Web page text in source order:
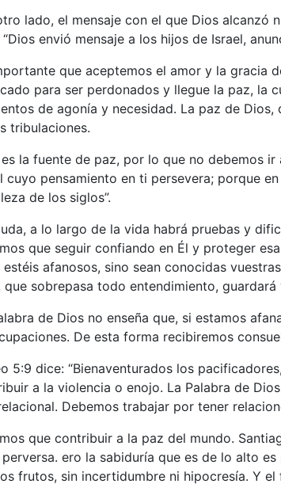
lado, el mensaje con el que Dios alcanzó
envió mensaje a los hijos de Israel,
que aceptemos el amor y la gracia
para ser perdonados y llegue la paz, la
de agonía y necesidad. La paz de
tribulaciones.
la fuente de paz, por lo que no debemos
cuyo pensamiento en ti persevera; porque
de los siglos”.
a lo largo de la vida habrá pruebas y
que seguir confiando en Él y proteger
estéis afanosos, sino sean conocidas
que sobrepasa todo entendimiento,
de Dios no enseña que, si estamos
De esta forma recibiremos
5:9 dice: “Bienaventurados los
a la violencia o enojo. La Palabra de
Debemos trabajar por tener
que contribuir a la paz del mundo.
ero la sabiduría que es de lo alto
frutos, sin incertidumbre ni hipocresía. Y